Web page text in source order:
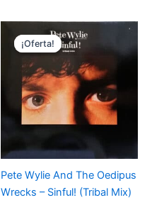
¡Oferta!
¡Oferta!
Pete Wylie And The Oedipus
Wrecks – Sinful! (Tribal Mix)